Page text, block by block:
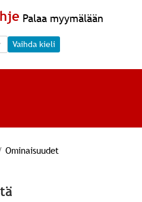
Palaa myymälään
Selection
Selection
Vaihda kieli
Ominaisuudet